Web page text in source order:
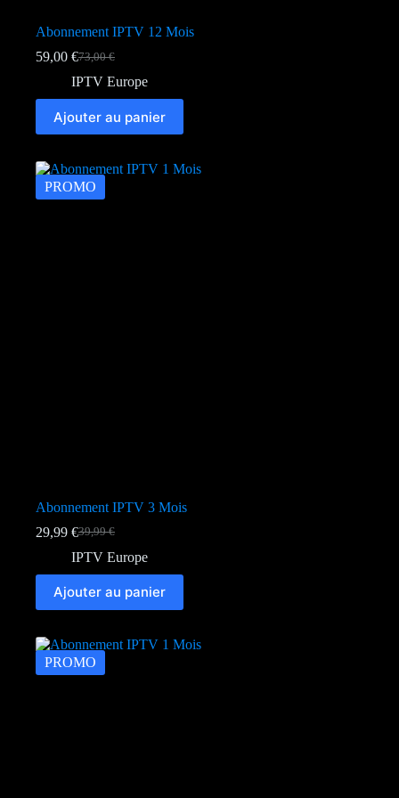
Abonnement IPTV 12 Mois
73,00€
Le
prix
initial
était :
73,00 €.
59,00 €Le
prix
actuel
est :
59,00 €.
IPTV Europe
Ajouter au panier
PROMO
Abonnement IPTV 3 Mois
39,99€
Le
prix
était :
39,99 €.
29,99 €Le
prix
est :
29,99 €.
IPTV Europe
Ajouter au panier
PROMO